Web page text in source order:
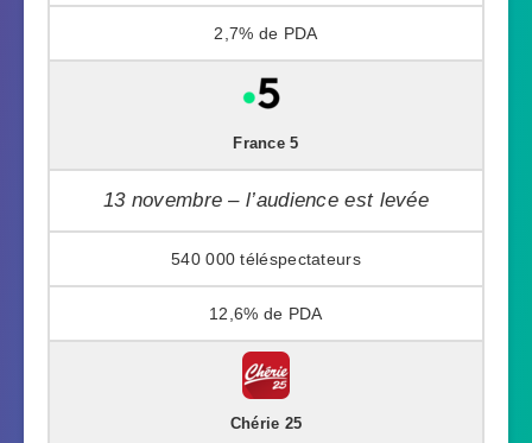
2,7%
France 5
13 novembre – l’audience est levée
540 000
12,6%
Chérie 25